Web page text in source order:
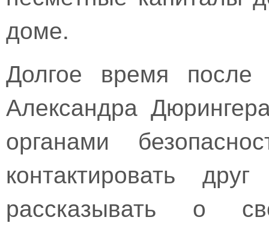
доме.
Долгое время
Александра
органами
контактировать
рассказывать о